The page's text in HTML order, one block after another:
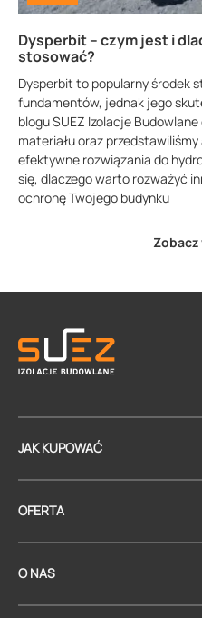
Dysperbit – czym jest i
stosować?
Dysperbit to popularny środek
fundamentów, jednak jego
blogu SUEZ Izolacje
materiału oraz
efektywne rozwiązania do
się, dlaczego warto rozważyć
ochronę Twojego budynku
Zobacz
JAK KUPOWAĆ
OFERTA
O NAS